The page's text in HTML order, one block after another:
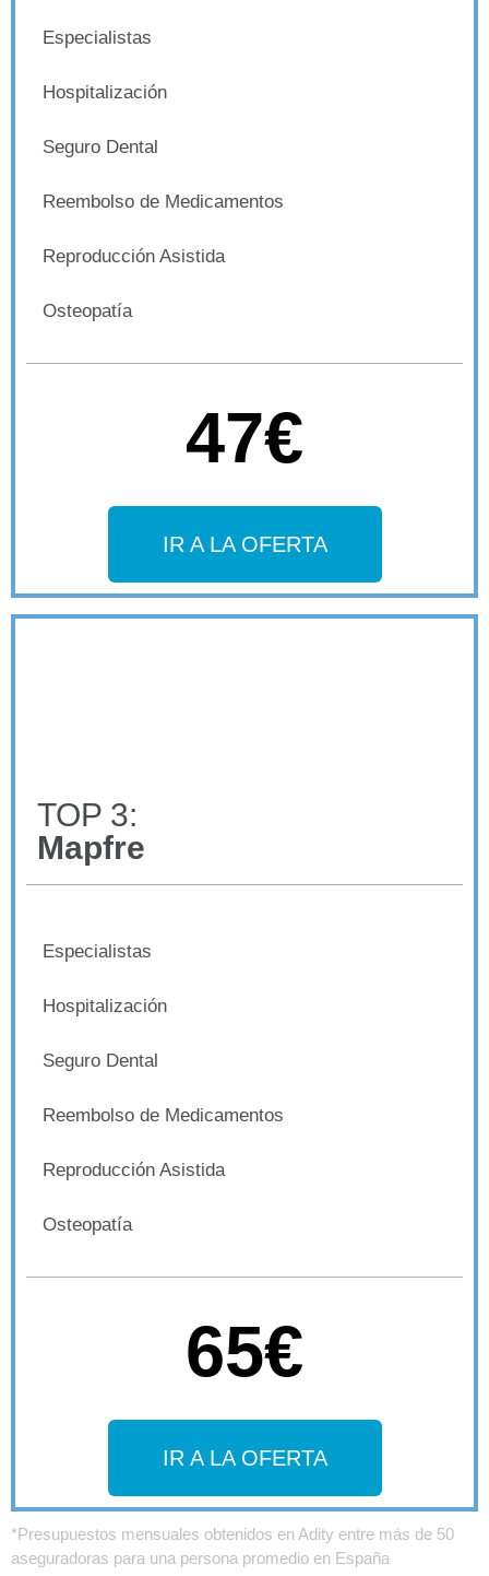
Especialistas
Hospitalización
Seguro Dental
Reembolso de Medicamentos
Reproducción Asistida
Osteopatía
47€
IR A LA OFERTA
TOP 3:
Mapfre
Especialistas
Hospitalización
Seguro Dental
Reembolso de Medicamentos
Reproducción Asistida
Osteopatía
65€
IR A LA OFERTA
*Presupuestos mensuales obtenidos en Adity entre más de 50
aseguradoras para una persona promedio en España